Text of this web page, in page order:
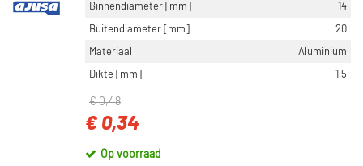
Binnendiameter [mm]
14
Buitendiameter [mm]
20
Materiaal
Aluminium
Dikte [mm]
1,5
€ 0,48
€ 0,34
Op voorraad